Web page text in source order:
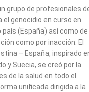
grupo de profesionales
el genocidio en curso en
(España) así como de
como por inacción. El
– España, inspirado
y Suecia, se creó por la
de la salud en todo el
unificada dirigida a la